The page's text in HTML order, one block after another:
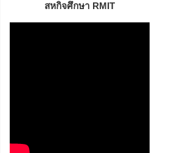
สหกิจศึกษา RMIT